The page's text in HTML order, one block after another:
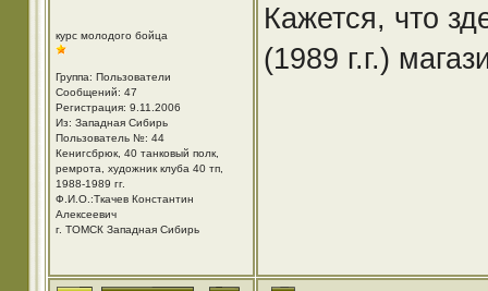
курс молодого бойца
Группа: Пользователи
Сообщений: 47
Регистрация: 9.11.2006
Из: Западная Сибирь
Пользователь №: 44
Кенигсбрюк, 40 танковый полк,
ремрота, художник клуба 40 тп,
1988-1989 гг.
Ф.И.О.:Ткачев Константин
Алексеевич
г. ТОМСК Западная Сибирь
Кажется, что
(1989 г.г.)